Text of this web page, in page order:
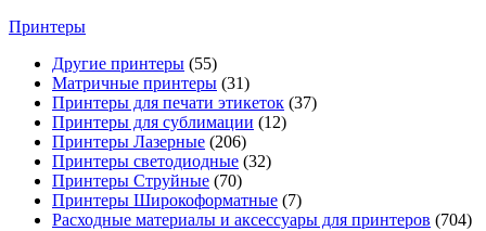
Принтеры
Другие принтеры (55)
Матричные принтеры (31)
Принтеры для печати этикеток (37)
Принтеры для сублимации (12)
Принтеры Лазерные (206)
Принтеры светодиодные (32)
Принтеры Струйные (70)
Принтеры Широкоформатные (7)
Расходные материалы и аксессуары для принтеров (704)